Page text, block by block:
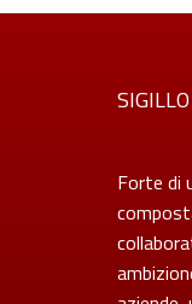
Forte di